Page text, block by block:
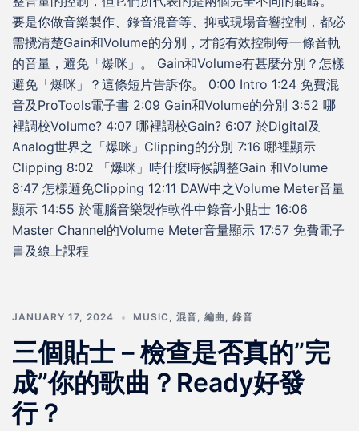
要是你做音樂製作、錄音混音等、抑或現場音響控制，都必
需攪清楚Gain和Volume的分別，才能有效控制每一條音軌
的音量，避免「爆咪」。 Gain和Volume有甚麼分別？怎樣
避免「爆咪」？這條短片告訴你。 0:00 Intro 1:24 免費混
音及ProTools電子書 2:09 Gain和Volume的分別 3:52 哪
裡調校Volume? 4:07 哪裡調校Gain? 6:07 於Digital及
Analog世界之「爆咪」Clipping的分別 7:16 哪裡顯示
Clipping 8:02 「爆咪」時什麼時候調整Gain 和Volume
8:47 怎樣避免Clipping 12:11 DAW中之Volume Meter音量
顯示 14:55 於電腦音樂製作軟件中錄音小貼士 16:06
Master Channel的Volume Meter音量顯示 17:57 免費電子
書及線上課程
JANUARY 17, 2024 MUSIC , 混音, 編曲 , 錄音
三個貼士－檢查是否真的”完
成”你的歌曲？Ready好發
行？